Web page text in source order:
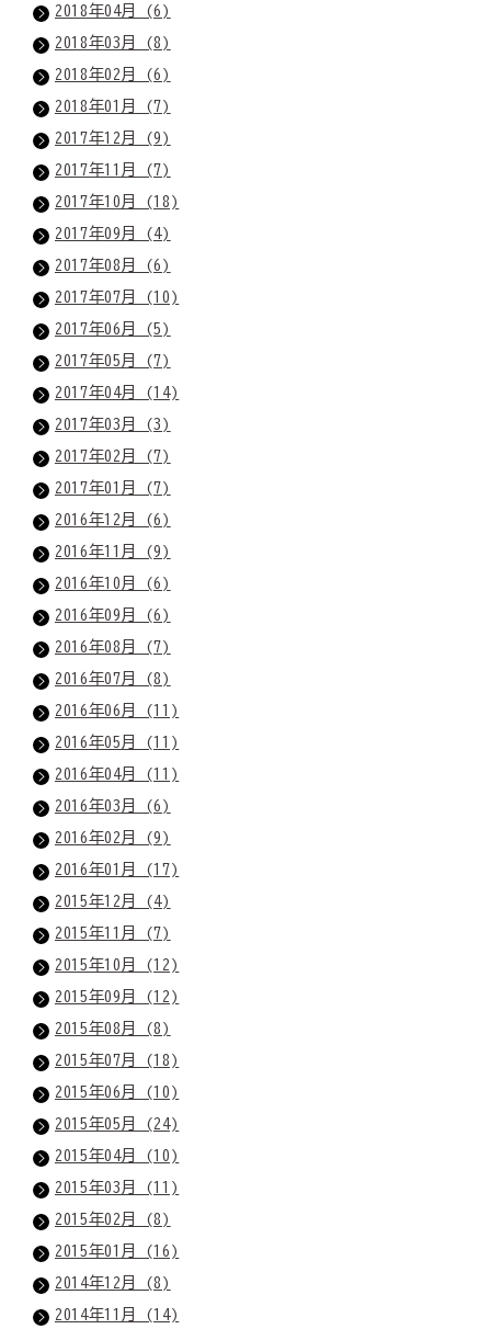
2018年04月 (6)
2018年03月 (8)
2018年02月 (6)
2018年01月 (7)
2017年12月 (9)
2017年11月 (7)
2017年10月 (18)
2017年09月 (4)
2017年08月 (6)
2017年07月 (10)
2017年06月 (5)
2017年05月 (7)
2017年04月 (14)
2017年03月 (3)
2017年02月 (7)
2017年01月 (7)
2016年12月 (6)
2016年11月 (9)
2016年10月 (6)
2016年09月 (6)
2016年08月 (7)
2016年07月 (8)
2016年06月 (11)
2016年05月 (11)
2016年04月 (11)
2016年03月 (6)
2016年02月 (9)
2016年01月 (17)
2015年12月 (4)
2015年11月 (7)
2015年10月 (12)
2015年09月 (12)
2015年08月 (8)
2015年07月 (18)
2015年06月 (10)
2015年05月 (24)
2015年04月 (10)
2015年03月 (11)
2015年02月 (8)
2015年01月 (16)
2014年12月 (8)
2014年11月 (14)